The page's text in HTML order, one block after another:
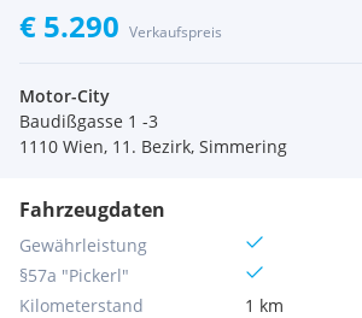
€ 5.290 Verkaufspreis
Motor-City
Baudißgasse 1 -3
1110 Wien, 11. Bezirk, Simmering
Fahrzeugdaten
Gewährleistung
§57a "Pickerl"
Kilometerstand
1 km